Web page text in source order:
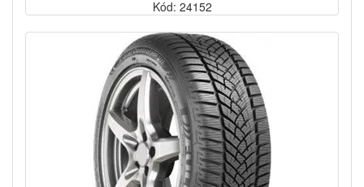
Kód: 24152